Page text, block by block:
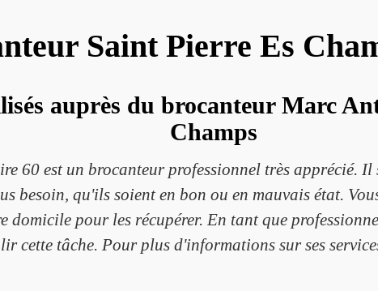
Saint Pierre Es
auprès du brocanteur Marc
Champs
60 est un brocanteur professionnel très apprécié.
besoin, qu'ils soient en bon ou en mauvais état.
domicile pour les récupérer. En tant que
cette tâche. Pour plus d'informations sur ses